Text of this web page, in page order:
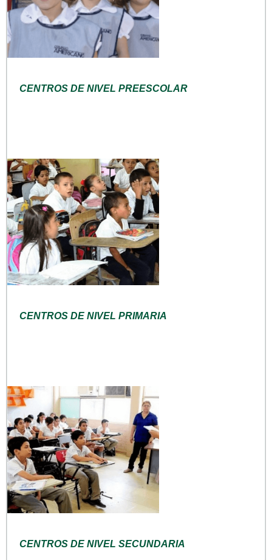
CENTROS DE NIVEL PREESCOLAR
CENTROS DE NIVEL PRIMARIA
CENTROS DE NIVEL SECUNDARIA